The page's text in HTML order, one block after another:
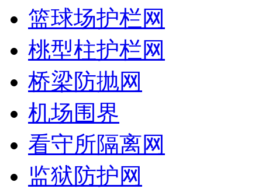
篮球场护栏网
桃型柱护栏网
桥梁防抛网
机场围界
看守所隔离网
监狱防护网